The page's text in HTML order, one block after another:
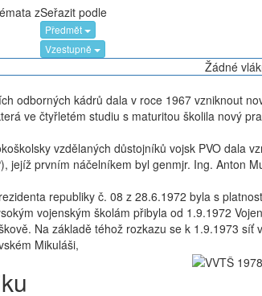
zSeřazit podle
Předmět
Vzestupně
Žádné
odborných kádrů dala v roce 1967 vzniknout
ve čtyřletém studiu s maturitou školila nový
vzdělaných důstojníků vojsk PVO dala
jejíž prvním náčelníkem byl genmjr. Ing. Anton
republiky č. 08 z 28.6.1972 byla s
vojenským školám přibyla od 1.9.1972
Na základě téhož rozkazu se k 1.9.1973
Mikuláši,